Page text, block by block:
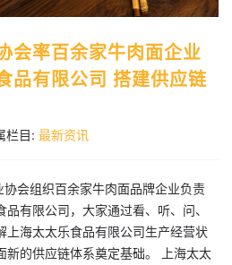
会率百余家牛肉面企业
品有限公司 搭建供应链
栏目: 最新资讯
会组织百余家牛肉面品牌企业负责
有限公司，大家通过看、听、问、
上海太太乐食品有限公司生产经营状
新的供应链体系奠定基础。 上海太太